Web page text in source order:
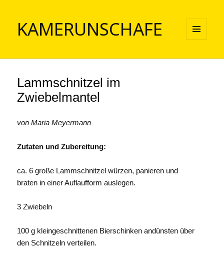
KAMERUNSCHAFE
WIDGETS
Lammschnitzel im
Zwiebelmantel
von Maria Meyermann
Zutaten und Zubereitung:
ca. 6 große Lammschnitzel würzen, panieren und
braten in einer Auflaufform auslegen.
3 Zwiebeln
100 g kleingeschnittenen Bierschinken andünsten über
den Schnitzeln verteilen.